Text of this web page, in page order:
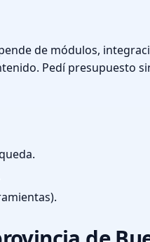
de módulos,
Pedí presupuesto